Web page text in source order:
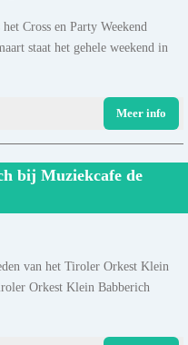
Cross en Party Weekend
staat het gehele weekend in
Meer info
bij Muziekcafe de
van het Tiroler Orkest Klein
Orkest Klein Babberich